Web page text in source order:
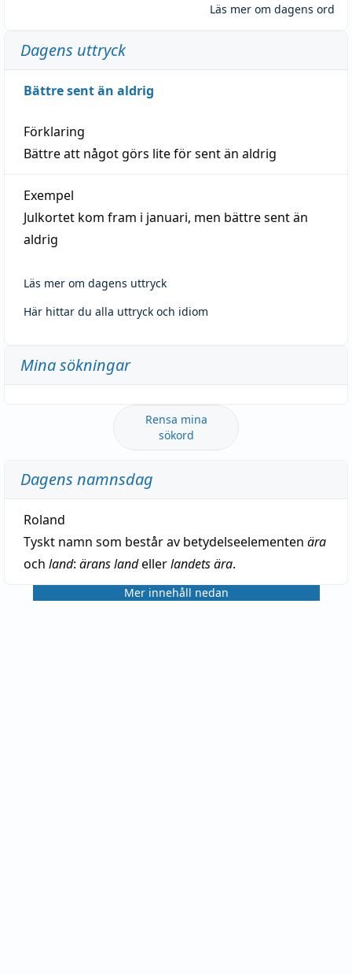
Läs mer om dagens ord
Dagens uttryck
Bättre sent än aldrig
Förklaring
Bättre att något görs lite för sent än aldrig
Exempel
Julkortet kom fram i januari, men bättre sent än
aldrig
Läs mer om dagens uttryck
Här hittar du alla uttryck och idiom
Mina sökningar
Rensa mina
sökord
Dagens namnsdag
Roland
Tyskt namn som består av betydelseelementen ära
och land: ärans landellerlandets ära.
Mer innehåll nedan